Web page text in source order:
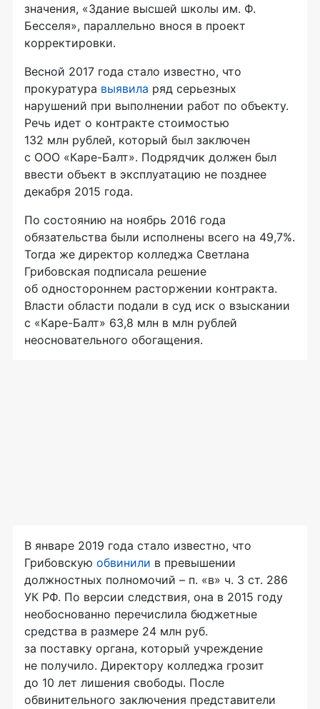
значения, «Здание высшей школы им. Ф.
Бесселя», параллельно внося в проект
корректировки.
Весной 2017 года стало известно, что
прокуратура выявила ряд серьезных
нарушений при выполнении работ по объекту.
Речь идет о контракте стоимостью
132 млн рублей, который был заключен
с ООО «Каре-Балт». Подрядчик должен был
ввести объект в эксплуатацию не позднее
декабря 2015 года.
По состоянию на ноябрь 2016 года
обязательства были исполнены всего на 49,7%.
Тогда же директор колледжа Светлана
Грибовская подписала решение
об одностороннем расторжении контракта.
Власти области подали в суд иск о взыскании
с «Каре-Балт» 63,8 млн в млн рублей
неосновательного обогащения.
В январе 2019 года стало известно, что
Грибовскую обвинили в превышении
должностных полномочий – п. «в» ч. 3 ст. 286
УК РФ. По версии следствия, она в 2015 году
необоснованно перечислила бюджетные
средства в размере 24 млн руб.
за поставку органа, который учреждение
не получило. Директору колледжа грозит
до 10 лет лишения свободы. После
обвинительного заключения представители